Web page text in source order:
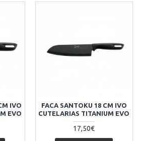
IVO
EVO
FACA SANTOKU 18 CM IVO
CUTELARIAS TITANIUM EVO
17,50€